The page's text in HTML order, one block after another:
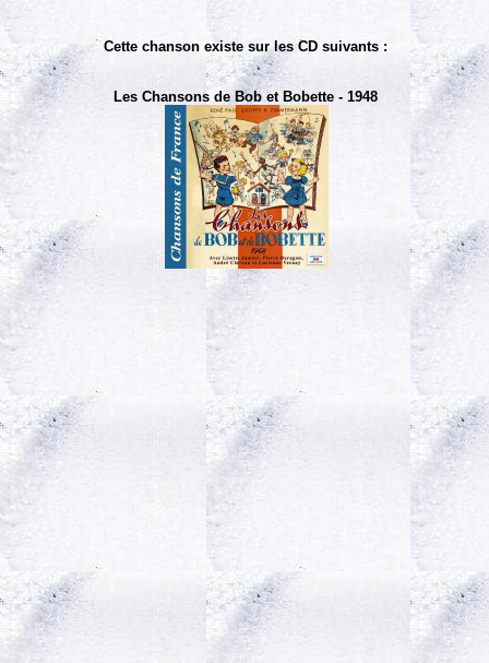
Cette chanson existe sur les CD suivants :
Les Chansons de Bob et Bobette - 1948